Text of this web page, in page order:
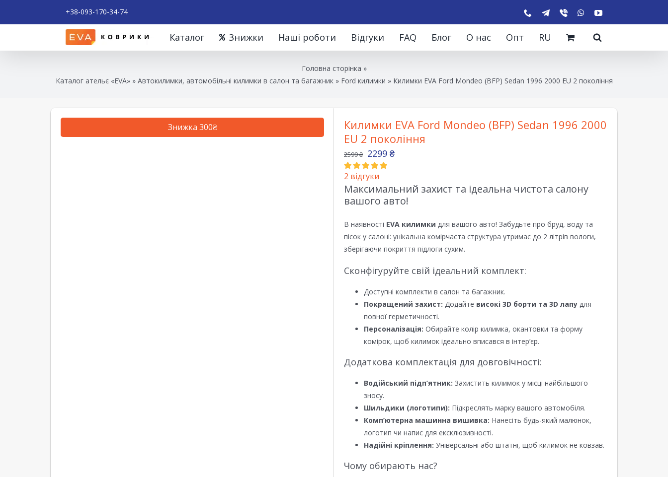
+38-093-170-34-74
Каталог Знижки Наші роботи Відгуки FAQ Блог О нас Опт RU
Головна сторінка »
Каталог ательє «EVA»» Автокилимки, автомобільні килимки в салон та багажник » Ford килимки » Килимки EVA Ford Mondeo (BFP) Sedan 1996 2000 EU 2 покоління
Знижка 300₴
Килимки EVA Ford Mondeo (BFP) Sedan 1996 2000
EU 2 покоління
2599₴ 2299 ₴
2 відгуки
Максимальний захист та ідеальна чистота салону
вашого авто!
В наявності EVA килимки для вашого авто! Забудьте про бруд, воду та
пісок у салоні: унікальна комірчаста структура утримає до 2 літрів вологи,
зберігаючи покриття підлоги сухим.
Сконфігуруйте свій ідеальний комплект:
Доступні комплекти в салон та багажник.
Покращений захист: Додайте високі 3D борти та 3D лапу для
повної герметичності.
Персоналізація: Обирайте колір килимка, окантовки та форму
комірок, щоб килимок ідеально вписався в інтер’єр.
Додаткова комплектація для довговічності:
Водійський підп’ятник: Захистить килимок у місці найбільшого
зносу.
Шильдики (логотипи): Підкреслять марку вашого автомобіля.
Комп’ютерна машинна вишивка: Нанесіть будь-який малюнок,
логотип чи напис для ексклюзивності.
Надійні кріплення: Універсальні або штатні, щоб килимок не ковзав.
Чому обирають нас?